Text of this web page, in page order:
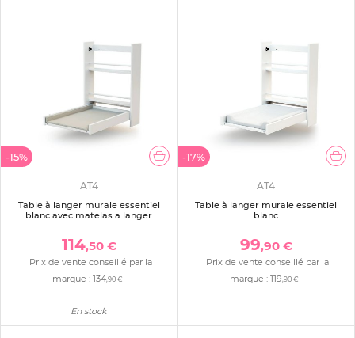
-15%
AT4
Table à langer murale essentiel
blanc avec matelas a langer
114,50 €
Prix de vente conseillé par la
marque : 134,90 €
En stock
-17%
AT4
Table à langer murale essentiel
blanc
99,90 €
Prix de vente conseillé par la
marque :119,90 €